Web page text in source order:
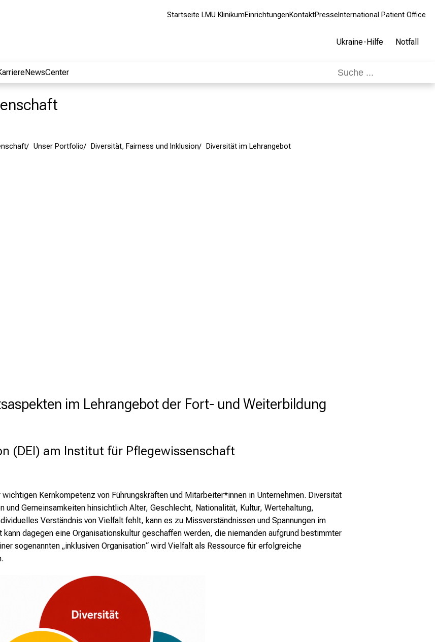
Startseite LMU KlinikumEinrichtungenKontaktPresse International Patient Office
Ukraine-Hilfe Notfall
NewsCenter
Unser Portfolio Diversität, Fairness und Inklusion Diversität im Lehrangebot
im Lehrangebot der Fort- und Weiterbildung
(DEI) am Institut für Pflegewissenschaft
Kernkompetenz von Führungskräften und Mitarbeiter*innen in Unternehmen. Diversität
und Gemeinsamkeiten hinsichtlich Alter, Geschlecht, Nationalität, Kultur, Wertehaltung,
Verständnis von Vielfalt fehlt, kann es zu Missverständnissen und Spannungen im
dagegen eine Organisationskultur geschaffen werden, die niemanden aufgrund bestimmter
sogenannten „inklusiven Organisation“ wird Vielfalt als Ressource für erfolgreiche